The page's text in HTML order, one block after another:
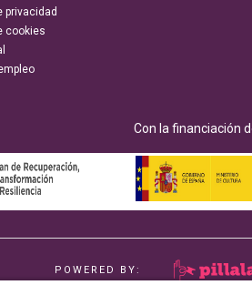
privacidad
cookies
Con la financiación
POWERED BY: